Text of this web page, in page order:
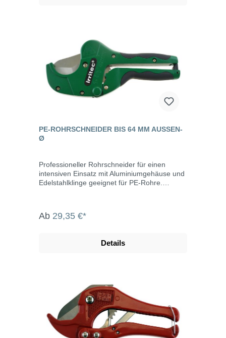
PE-ROHRSCHNEIDER BIS 64 MM AUSSEN-Ø
Professioneller Rohrschneider für einen
intensiven Einsatz mit Aluminiumgehäuse und
Edelstahlklinge geeignet für PE-Rohre.
Sicherheitshaken
Ab 29,35 €*
Details